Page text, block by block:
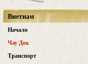
Виетнам
Начало
Чау Док
Транспорт